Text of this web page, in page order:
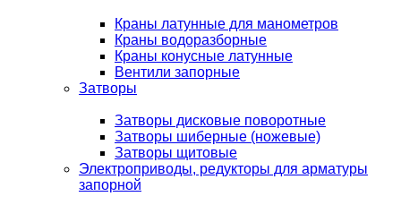
Краны латунные для манометров
Краны водоразборные
Краны конусные латунные
Вентили запорные
Затворы
Затворы дисковые поворотные
Затворы шиберные (ножевые)
Затворы щитовые
Электроприводы, редукторы для арматуры
запорной